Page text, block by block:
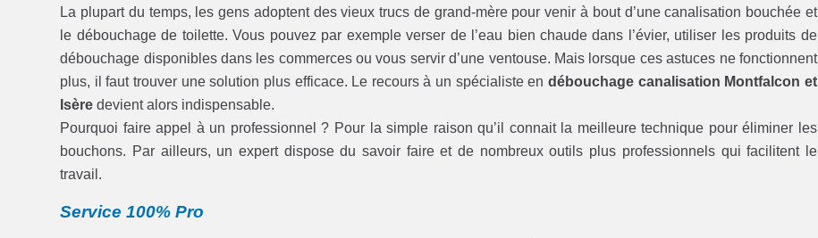
La plupart du temps, les gens adoptent des vieux trucs de grand-mère pour venir à bout d’une canalisation bouchée et
le débouchage de toilette. Vous pouvez par exemple verser de l’eau bien chaude dans l’évier, utiliser les produits de
débouchage disponibles dans les commerces ou vous servir d’une ventouse. Mais lorsque ces astuces ne fonctionnent
plus, il faut trouver une solution plus efficace. Le recours à un spécialiste endébouchage canalisation Montfalcon et
Isère devient alors indispensable.
Pourquoi faire appel à un professionnel ? Pour la simple raison qu’il connait la meilleure technique pour éliminer les
bouchons. Par ailleurs, un expert dispose du savoir faire et de nombreux outils plus professionnels qui facilitent le
travail.
Service 100% Pro